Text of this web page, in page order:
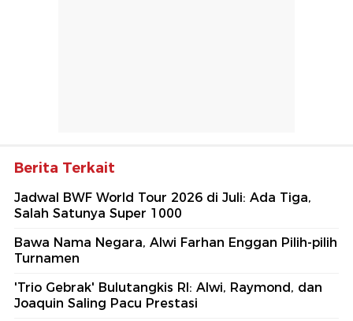
Berita Terkait
Jadwal BWF World Tour 2026 di Juli: Ada Tiga,
Salah Satunya Super 1000
Bawa Nama Negara, Alwi Farhan Enggan Pilih-pilih
Turnamen
'Trio Gebrak' Bulutangkis RI: Alwi, Raymond, dan
Joaquin Saling Pacu Prestasi